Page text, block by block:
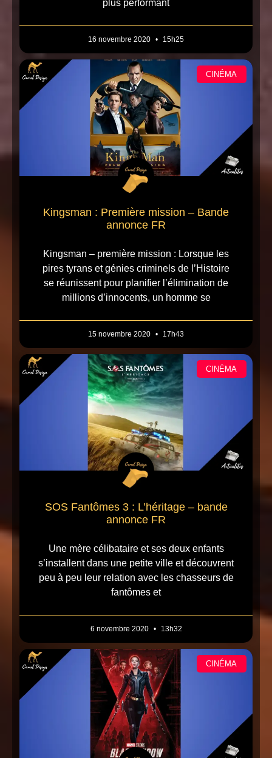
plus performant
16 novembre 2020 15h25
CINÉMA
Kingsman : Première mission – Bande
annonce FR
Kingsman – première mission : Lorsque les
pires tyrans et génies criminels de l’Histoire
se réunissent pour planifier l’élimination de
millions d’innocents, un homme se
15 novembre 2020 17h43
CINÉMA
SOS Fantômes 3 : L’héritage – bande
annonce FR
Une mère célibataire et ses deux enfants
s’installent dans une petite ville et découvrent
peu à peu leur relation avec les chasseurs de
fantômes et
6 novembre 2020 13h32
CINÉMA